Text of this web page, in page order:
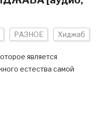
РАЗНОЕ Хиджаб
является
естества самой